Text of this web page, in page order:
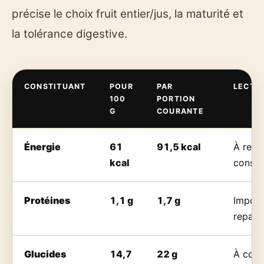
précise le choix fruit entier/jus, la maturité et
la tolérance digestive.
CONSTITUANT
POUR
100
G
PAR
PORTION
COURANTE
Énergie
61
kcal
91,5 kcal
À
Protéines 1,1 g 1,7 g
repas
Glucides
14,7
22 g
À